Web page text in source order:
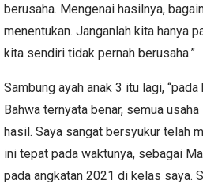
berusaha. Mengenai hasilnya,
menentukan. Janganlah kita hanya
kita sendiri tidak pernah berusaha.”
Sambung ayah anak 3 itu lagi,
Bahwa ternyata benar, semua
hasil. Saya sangat bersyukur telah
ini tepat pada waktunya, sebagai
pada angkatan 2021 di kelas saya.